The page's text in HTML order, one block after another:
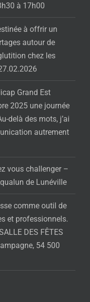
à 17h00
à offrir un
autour de
chez les
Grand Est
2025 une journée
delà des mots, j’ai
autrement
vous challenger –
de Lunéville
comme outil de
et professionnels.
DES FÊTES
54 500